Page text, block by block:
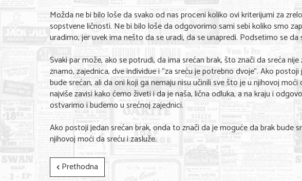
Možda ne bi bilo loše da svako od nas proceni koliko ovi kriterijumi za
sopstvene ličnosti. Ne bi bilo loše da odgovorimo sami sebi koliko smo
uradimo, jer uvek ima nešto da se uradi, da se unapredi. Podsetimo se da
Svaki par može, ako se potrudi, da ima srećan brak, što znači da sreća
znamo, zajednica, dve individue i “za sreću je potrebno dvoje”. Ako
bude srećan, ali da oni koji ga nemaju nisu učinili sve što je u njihovoj
najviše zavisi kako ćemo živeti i da je naša, lična odluka, a na kraju i
ostvarimo i budemo u srećnoj zajednici.
Ako postoji jedan srećan brak, onda to znači da je moguće da brak bude
njihovoj moći da sreću i zasluže.
Prethodna